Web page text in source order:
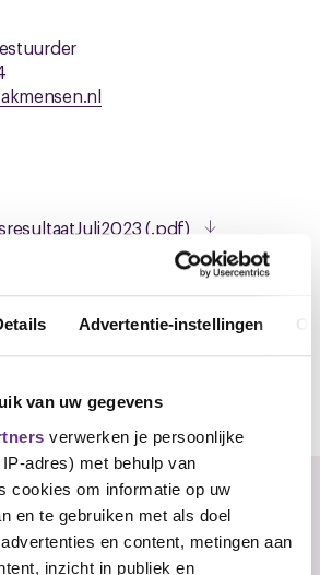
Advertentie-instellingen
van uw gegevens
verwerken je persoonlijke
adres) met behulp van
cookies om informatie op uw
en te gebruiken met als doel
en content, metingen aan
inzicht in publiek en
(.pdf)
of opmerking voor de
wees de eerste!